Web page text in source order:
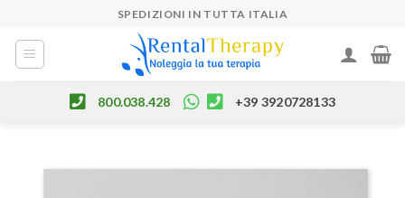
content
SPEDIZIONI IN TUTTA ITALIA
800.038.428 +39 3920728133